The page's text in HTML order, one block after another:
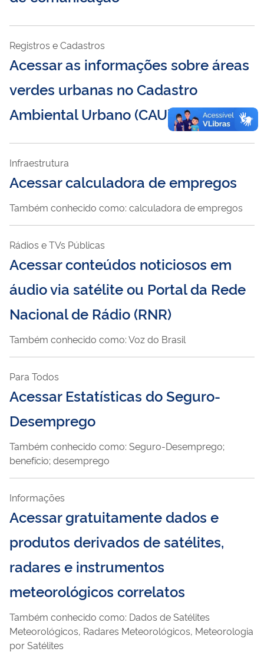
Registros e Cadastros
Acessar as informações sobre áreas
verdes urbanas no Cadastro
Ambiental Urbano (CAU)
Infraestrutura
Acessar calculadora de empregos
Também conhecido como: calculadora de empregos
Rádios e TVs Públicas
Acessar conteúdos noticiosos em
áudio via satélite ou Portal da Rede
Nacional de Rádio (RNR)
Também conhecido como: Voz do Brasil
Para Todos
Acessar Estatísticas do Seguro-
Desemprego
Também conhecido como: Seguro-Desemprego;
benefício; desemprego
Informações
Acessar gratuitamente dados e
produtos derivados de satélites,
radares e instrumentos
meteorológicos correlatos
Também conhecido como: Dados de Satélites
Meteorológicos, Radares Meteorológicos, Meteorologia
por Satélites